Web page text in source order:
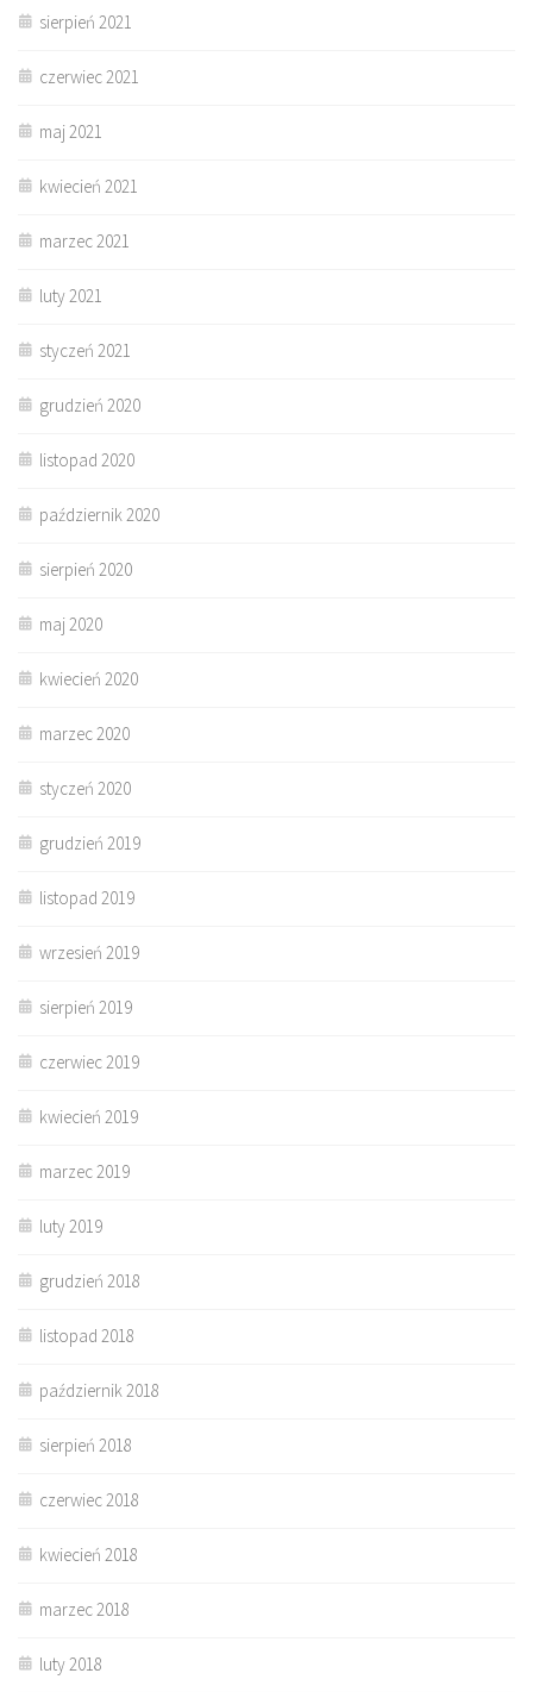
sierpień 2021
czerwiec 2021
maj 2021
kwiecień 2021
marzec 2021
luty 2021
styczeń 2021
grudzień 2020
listopad 2020
październik 2020
sierpień 2020
maj 2020
kwiecień 2020
marzec 2020
styczeń 2020
grudzień 2019
listopad 2019
wrzesień 2019
sierpień 2019
czerwiec 2019
kwiecień 2019
marzec 2019
luty 2019
grudzień 2018
listopad 2018
październik 2018
sierpień 2018
czerwiec 2018
kwiecień 2018
marzec 2018
luty 2018